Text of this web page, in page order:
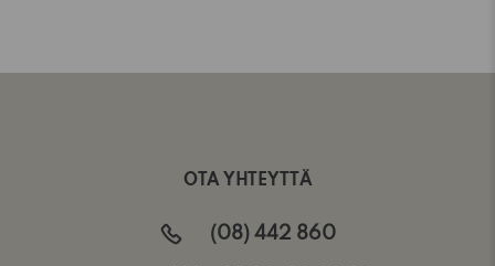
OTA YHTEYTTÄ
(08) 442 860